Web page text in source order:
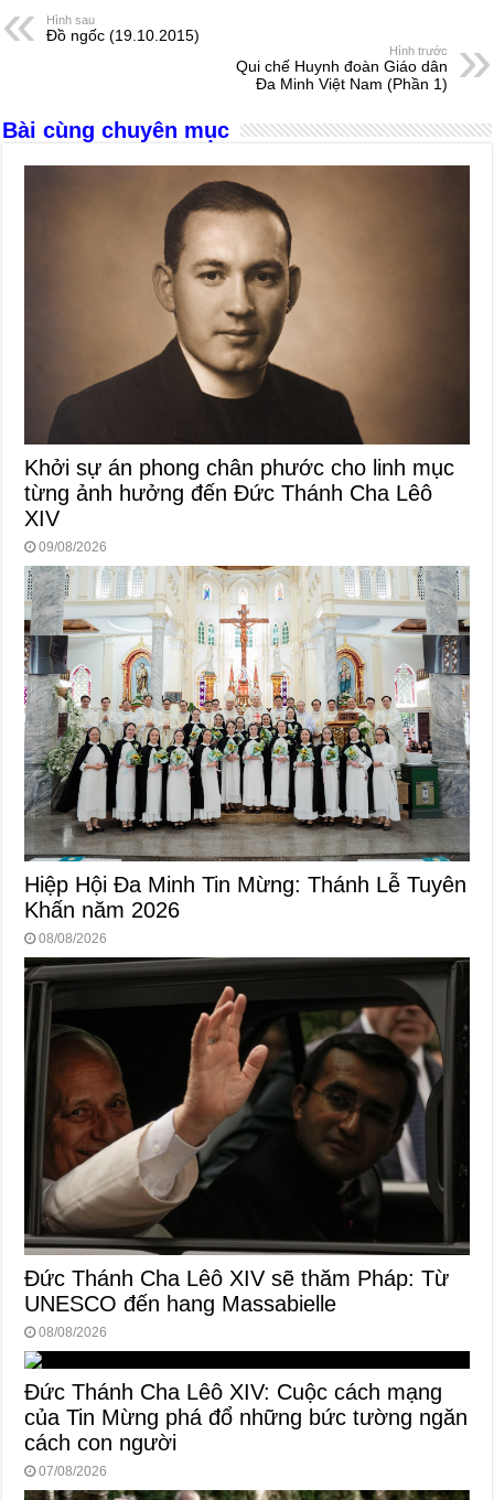
e
b
o
k
e
n
er
s
A
p
d
s
Hình sau
Đồ ngốc (19.10.2015)
Hình trước
Qui chế Huynh đoàn Giáo dân
Đa Minh Việt Nam (Phần 1)
Bài cùng chuyên mục
Khởi sự án phong chân phước cho linh mục
từng ảnh hưởng đến Đức Thánh Cha Lêô
XIV
09/08/2026
Hiệp Hội Đa Minh Tin Mừng: Thánh Lễ Tuyên
Khấn năm 2026
08/08/2026
Đức Thánh Cha Lêô XIV sẽ thăm Pháp: Từ
UNESCO đến hang Massabielle
08/08/2026
Đức Thánh Cha Lêô XIV: Cuộc cách mạng
của Tin Mừng phá đổ những bức tường ngăn
cách con người
07/08/2026